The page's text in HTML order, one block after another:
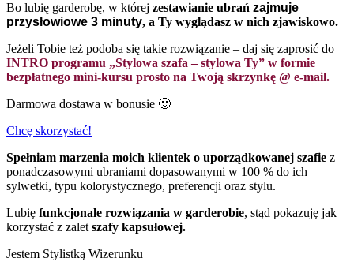
Bo lubię garderobę, w której zestawianie ubrań zajmuje
przysłowiowe 3 minuty, a Ty wyglądasz w nich zjawiskowo.
Jeżeli Tobie też podoba się takie rozwiązanie – daj się zaprosić do
INTRO programu „Stylowa szafa – stylowa Ty” w formie
bezpłatnego mini-kursu prosto na Twoją skrzynkę @ e-mail.
Darmowa dostawa w bonusie 🙂
Chcę skorzystać!
Spełniam marzenia moich klientek o uporządkowanej szafie z
ponadczasowymi ubraniami dopasowanymi w 100 % do ich
sylwetki, typu kolorystycznego, preferencji oraz stylu.
Lubię funkcjonale rozwiązania w garderobie, stąd pokazuję jak
korzystać z zaletszafy kapsułowej.
Jestem Stylistką Wizerunku